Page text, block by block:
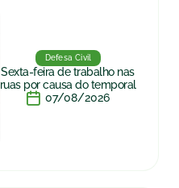
Defesa Civil
Sexta-feira de trabalho nas
ruas por causa do temporal
07/08/2026